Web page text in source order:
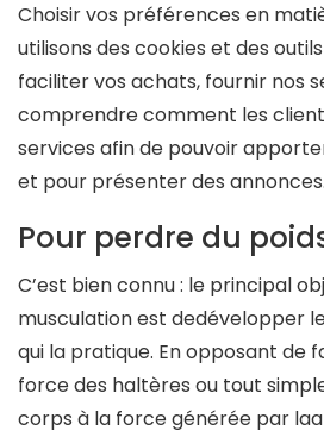
Choisir vos préférences en
utilisons des cookies et des
faciliter vos achats, fournir nos
comprendre comment les
services afin de pouvoir
et pour présenter des annonces.
Pour perdre du
C’est bien connu : le principal
musculation est dedévelopper
qui la pratique. En opposant de
force des haltères ou tout
corps à la force générée par